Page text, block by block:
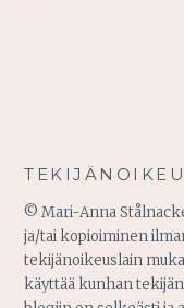
© Mari-Anna
ja/tai kopioiminen
tekijänoikeuslain
käyttää kunhan